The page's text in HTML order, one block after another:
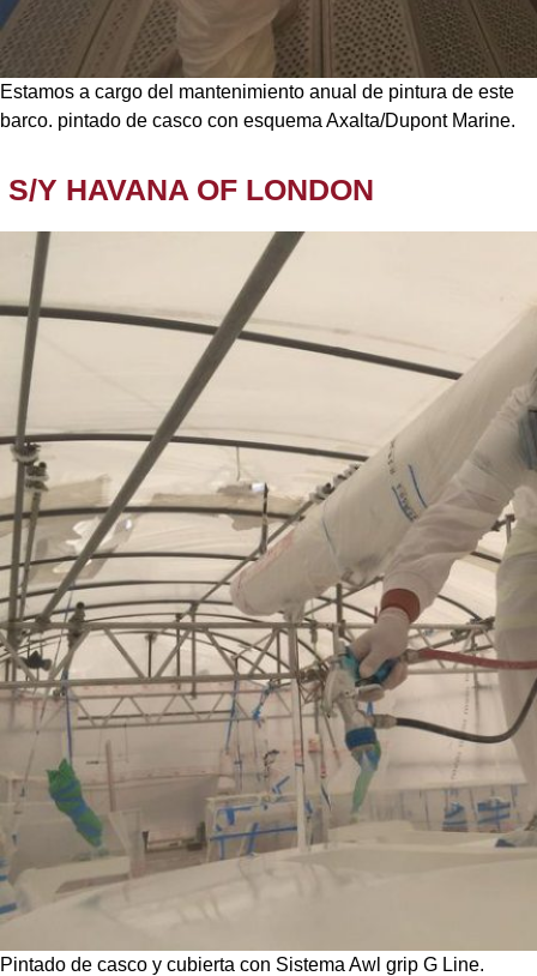
Estamos a cargo del mantenimiento anual de pintura de este
barco. pintado de casco con esquema Axalta/Dupont Marine.
S/Y HAVANA OF LONDON
Pintado de casco y cubierta con Sistema Awl grip G Line.